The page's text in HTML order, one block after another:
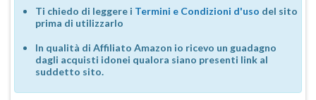
Ti chiedo di leggere i Termini e Condizioni d'uso del sito
prima di utilizzarlo
In qualità di Affiliato Amazon io ricevo un guadagno
dagli acquisti idonei qualora siano presenti link al
suddetto sito.